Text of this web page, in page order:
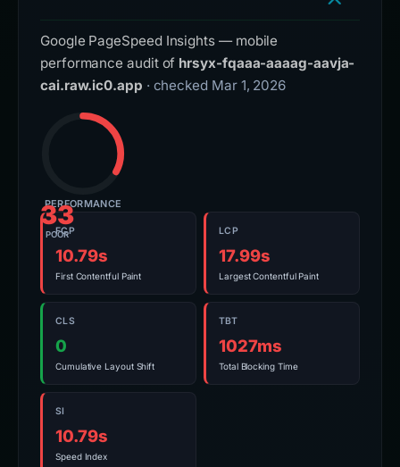
Google PageSpeed Insights — mobile
performance audit of hrsyx-fqaaa-aaaag-aavja-
cai.raw.ic0.app · checked Mar 1, 2026
33
POOR
PERFORMANCE
FCP
10.79s
First Contentful Paint
LCP
17.99s
Largest Contentful Paint
CLS
0
Cumulative Layout Shift
TBT
1027ms
Total Blocking Time
SI
10.79s
Speed Index